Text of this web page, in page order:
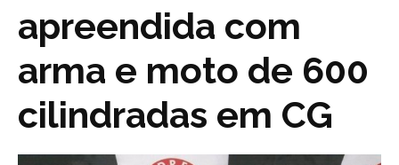
apreendida com
arma e moto de 600
cilindradas em CG